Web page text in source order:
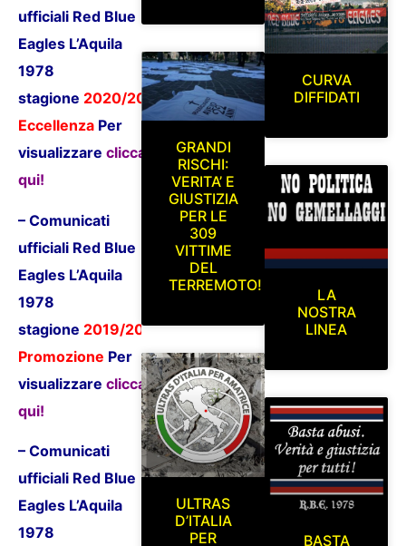
ufficiali Red Blue
Eagles L’Aquila
1978
stagione 2020/2021
Eccellenza Per
visualizzare clicca
qui!
– Comunicati
ufficiali Red Blue
Eagles L’Aquila
1978
stagione 2019/2020
Promozione Per
visualizzare clicca
qui!
– Comunicati
ufficiali Red Blue
Eagles L’Aquila
1978
GRANDI
RISCHI:
VERITA’ E
GIUSTIZIA
PER LE
309
VITTIME
DEL
TERREMOTO!
ULTRAS
D’ITALIA
PER
CURVA
DIFFIDATI
LA
NOSTRA
LINEA
BASTA